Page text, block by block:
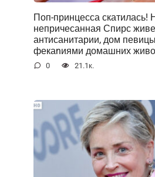
Поп-принцесса скатилась!
непричесанная Спирс
антисанитарии, дом
фекаnиями домашних
0 21.1к.